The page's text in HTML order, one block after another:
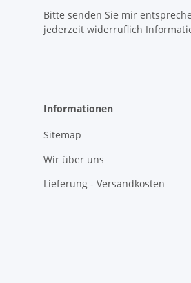
Bitte senden Sie mir
jederzeit widerruflich
Informationen
Sitemap
Wir über uns
Lieferung - Versandkosten